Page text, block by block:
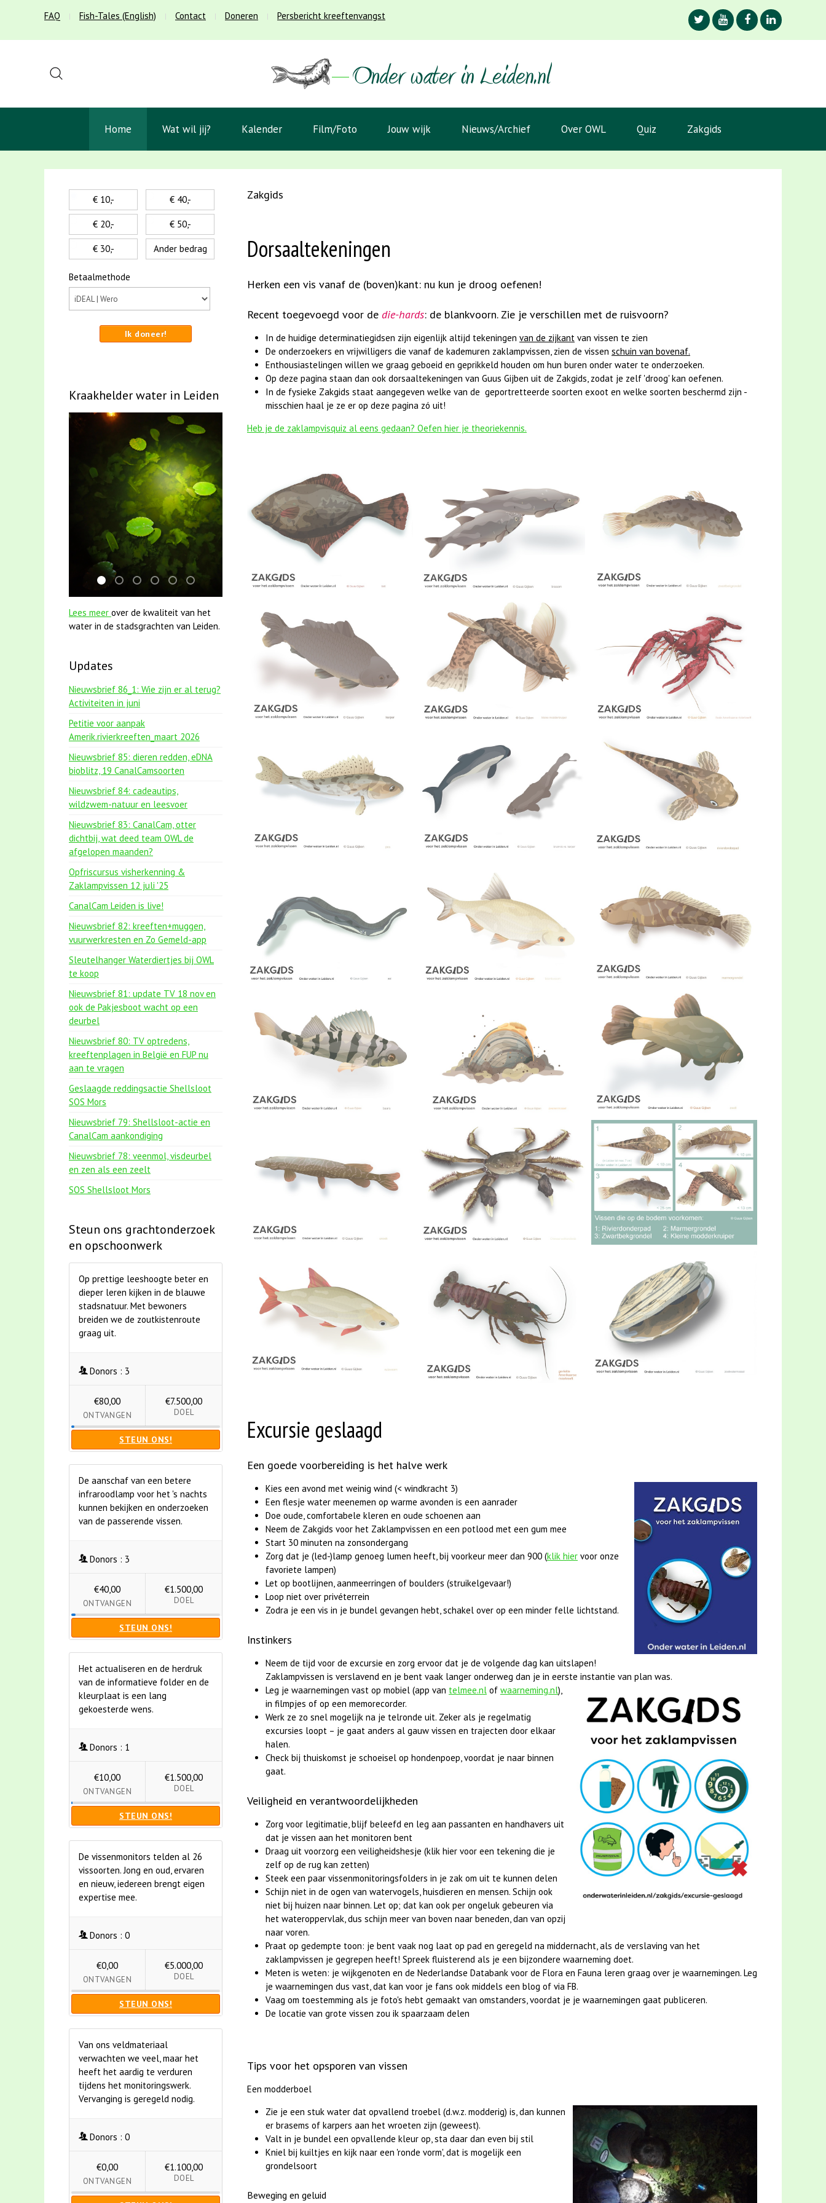
FAQ Fish-Tales (English) Contact Doneren Persbericht kreeftenvangst
Home Wat wil jij? Kalender Film/Foto Jouw wijk Nieuws/Archief Over OWL Quiz Zakgids
Zakgids
Dorsaaltekeningen
Herken een vis vanaf de (boven)kant: nu kun je droog oefenen!
Recent toegevoegd voor de die-hards: de blankvoorn. Zie je verschillen met de ruisvoorn?
In de huidige determinatiegidsen zijn eigenlijk altijd tekeningen van de zijkant van vissen te zien
De onderzoekers en vrijwilligers die vanaf de kademuren zaklampvissen, zien de vissen schuin van bovenaf.
Enthousiastelingen willen we graag geboeid en geprikkeld houden om hun buren onder water te onderzoeken.
Op deze pagina staan dan ook dorsaaltekeningen van Guus Gijben uit de Zakgids, zodat je zelf 'droog' kan oefenen.
In de fysieke Zakgids staat aangegeven welke van de geportretteerde soorten exoot en welke soorten beschermd zijn -
misschien haal je ze er op deze pagina zó uit!
Heb je de zaklampvisquiz al eens gedaan? Oefen hier je theoriekennis.
Excursie geslaagd
Een goede voorbereiding is het halve werk
Kies een avond met weinig wind (< windkracht 3)
Een flesje water meenemen op warme avonden is een aanrader
Doe oude, comfortabele kleren en oude schoenen aan
Neem de Zakgids voor het Zaklampvissen en een potlood met een gum mee
Start 30 minuten na zonsondergang
Zorg dat je (led-)lamp genoeg lumen heeft, bij voorkeur meer dan 900 (klik hier voor onze
favoriete lampen)
Let op bootlijnen, aanmeerringen of boulders (struikelgevaar!)
Loop niet over privéterrein
Zodra je een vis in je bundel gevangen hebt, schakel over op een minder felle lichtstand.
Instinkers
Neem de tijd voor de excursie en zorg ervoor dat je de volgende dag kan uitslapen!
Zaklampvissen is verslavend en je bent vaak langer onderweg dan je in eerste instantie van plan was.
Leg je waarnemingen vast op mobiel (app van telmee.nl of waarneming.nl),
in filmpjes of op een memorecorder.
Werk ze zo snel mogelijk na je telronde uit. Zeker als je regelmatig
excursies loopt – je gaat anders al gauw vissen en trajecten door elkaar
halen.
Check bij thuiskomst je schoeisel op hondenpoep, voordat je naar binnen
gaat.
Veiligheid en verantwoordelijkheden
Zorg voor legitimatie, blijf beleefd en leg aan passanten en handhavers uit
dat je vissen aan het monitoren bent
Draag uit voorzorg een veiligheidshesje (klik hier voor een tekening die je
zelf op de rug kan zetten)
Steek een paar vissenmonitoringsfolders in je zak om uit te kunnen delen
Schijn niet in de ogen van watervogels, huisdieren en mensen. Schijn ook
niet bij huizen naar binnen. Let op; dat kan ook per ongeluk gebeuren via
het wateroppervlak, dus schijn meer van boven naar beneden, dan van opzij
naar voren.
Praat op gedempte toon: je bent vaak nog laat op pad en geregeld na middernacht, als de verslaving van het
zaklampvissen je gegrepen heeft! Spreek fluisterend als je een bijzondere waarneming doet.
Meten is weten: je wijkgenoten en de Nederlandse Databank voor de Flora en Fauna leren graag over je waarnemingen. Leg
je waarnemingen dus vast, dat kan voor je fans ook middels een blog of via FB.
Vaag om toestemming als je foto's hebt gemaakt van omstanders, voordat je je waarnemingen gaat publiceren.
De locatie van grote vissen zou ik spaarzaam delen
Tips voor het opsporen van vissen
Een modderboel
Zie je een stuk water dat opvallend troebel (d.w.z. modderig) is, dan kunnen
er brasems of karpers aan het wroeten zijn (geweest).
Valt in je bundel een opvallende kleur op, sta daar dan even bij stil
Kniel bij kuiltjes en kijk naar een 'ronde vorm', dat is mogelijk een
grondelsoort
Beweging en geluid
€ 10,-
€ 20,-
€ 30,-
€ 40,-
€ 50,-
Ander bedrag
Betaalmethode
Ik doneer!
Kraakhelder water in Leiden
jun2021 zaklv 5 snoekje MOOI
mei2021 watervogelmethode fuut met baars
jun2021 28 brasem en rietvoorns 4a verscherpt
mei2021 1 snoekje elly
karper met kattenklimtouw
smoelenboek fifi en karper nieuwsbrief-
Lees meer over de kwaliteit van het
water in de stadsgrachten van Leiden.
Updates
Nieuwsbrief 86_1: Wie zijn er al terug?
Activiteiten in juni
Petitie voor aanpak
Amerik.rivierkreeften_maart 2026
Nieuwsbrief 85: dieren redden, eDNA
bioblitz, 19 CanalCamsoorten
Nieuwsbrief 84: cadeautips,
wildzwem-natuur en leesvoer
Nieuwsbrief 83: CanalCam, otter
dichtbij, wat deed team OWL de
afgelopen maanden?
Opfriscursus visherkenning &
Zaklampvissen 12 juli '25
CanalCam Leiden is live!
Nieuwsbrief 82: kreeften+muggen,
vuurwerkresten en Zo Gemeld-app
Sleutelhanger Waterdiertjes bij OWL
te koop
Nieuwsbrief 81: update TV 18 nov en
ook de Pakjesboot wacht op een
deurbel
Nieuwsbrief 80: TV optredens,
kreeftenplagen in België en FUP nu
aan te vragen
Geslaagde reddingsactie Shellsloot
SOS Mors
Nieuwsbrief 79: Shellsloot-actie en
CanalCam aankondiging
Nieuwsbrief 78: veenmol, visdeurbel
en zen als een zeelt
SOS Shellsloot Mors
Steun ons grachtonderzoek
en opschoonwerk
Op prettige leeshoogte beter en
dieper leren kijken in de blauwe
stadsnatuur. Met bewoners
breiden we de zoutkistenroute
graag uit.
Donors : 3
€80,00
ONTVANGEN
€7.500,00
DOEL
STEUN ONS!
De aanschaf van een betere
infraroodlamp voor het 's nachts
kunnen bekijken en onderzoeken
van de passerende vissen.
Donors : 3
€40,00
ONTVANGEN
€1.500,00
DOEL
STEUN ONS!
Het actualiseren en de herdruk
van de informatieve folder en de
kleurplaat is een lang
gekoesterde wens.
Donors : 1
€10,00
ONTVANGEN
€1.500,00
DOEL
STEUN ONS!
De vissenmonitors telden al 26
vissoorten. Jong en oud, ervaren
en nieuw, iedereen brengt eigen
expertise mee.
Donors : 0
€0,00
ONTVANGEN
€5.000,00
DOEL
STEUN ONS!
Van ons veldmateriaal
verwachten we veel, maar het
heeft het aardig te verduren
tijdens het monitoringswerk.
Vervanging is geregeld nodig.
Donors : 0
€0,00
ONTVANGEN
€1.100,00
DOEL